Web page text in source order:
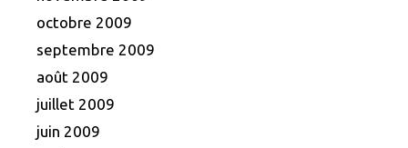
octobre 2009
septembre 2009
août 2009
juillet 2009
juin 2009